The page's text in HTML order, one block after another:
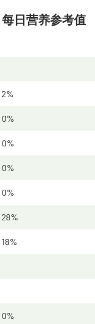
每日营养参考值
2%
0%
0%
0%
0%
28%
18%
0%